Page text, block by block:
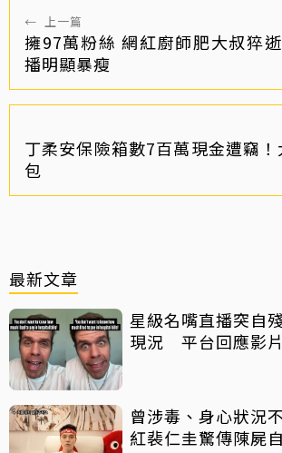
← 上一篇
擁97萬粉絲 網紅廚師肥大叔猝
播明顯暴瘦
丁柔安保險箱數7百萬現金遭竊
包
最新文章
星級名嘴直播突自
現況 平台回應影
曾涉毒、身心狀況
紅裴仁圭驚傳陳屍